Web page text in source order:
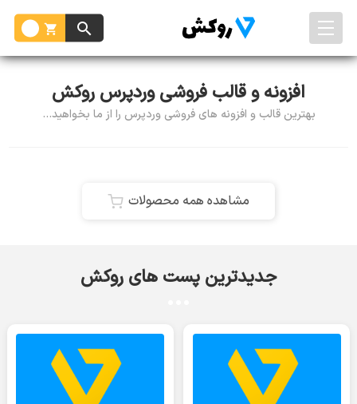
افزونه و قالب فروشی وردپرس روکش
بهترین قالب و افزونه های فروشی وردپرس را از ما بخواهید...
مشاهده همه محصولات
جدیدترین پست های روکش